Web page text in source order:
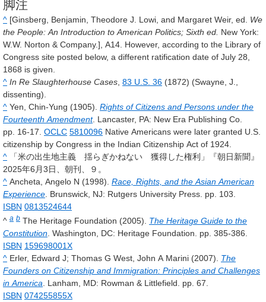
脚注
^ [Ginsberg, Benjamin, Theodore J. Lowi, and Margaret Weir, ed. We
the People: An Introduction to American Politics; Sixth ed. New York:
W.W. Norton & Company.], A14. However, according to the Library of
Congress site posted below, a different ratification date of July 28,
1868 is given.
^ In Re Slaughterhouse Cases 83 U.S. 36 (1872) (Swayne, J.,
dissenting).
^ Yen, Chin-Yung (1905). Rights of Citizens and Persons under the
Fourteenth Amendment. Lancaster, PA: New Era Publishing Co.
pp. 16-17. OCLC 5810096 Native Americans were later granted U.S.
citizenship by Congress in the Indian Citizenship Act of 1924.
^
「米の出生地主義 揺らぎかねない 獲得した権利」『朝日新聞』
2025年6月3日、朝刊、９。
^ Ancheta, Angelo N (1998). Race, Rights, and the Asian American
Experience . Brunswick, NJ: Rutgers University Press. pp. 103.
ISBN 0813524644
^ a b The Heritage Foundation (2005). The Heritage Guide to the
Constitution . Washington, DC: Heritage Foundation. pp. 385-386.
ISBN 159698001X
^ Erler, Edward J; Thomas G West, John A Marini (2007). The
Founders on Citizenship and Immigration: Principles and Challenges
in America . Lanham, MD: Rowman & Littlefield. pp. 67.
ISBN 074255855X